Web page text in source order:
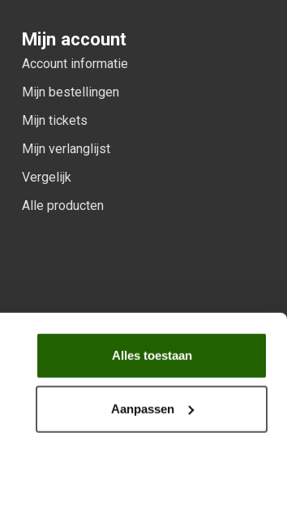
Alles toestaan
Aanpassen
Mijn account
Account informatie
Mijn bestellingen
Mijn tickets
Mijn verlanglijst
Vergelijk
Alle producten